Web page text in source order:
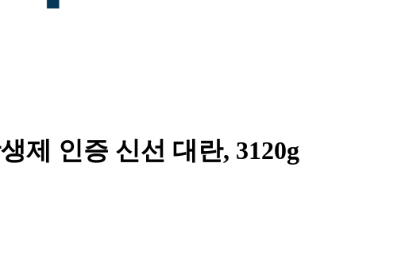
제 인증 신선 대란, 3120g